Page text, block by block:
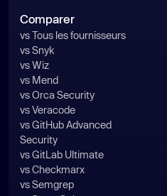
Comparer
vs Tous les fournisseurs
vs Snyk
vs Wiz
vs Mend
vs Orca Security
vs Veracode
vs GitHub Advanced
Security
vs GitLab Ultimate
vs Checkmarx
vs Semgrep